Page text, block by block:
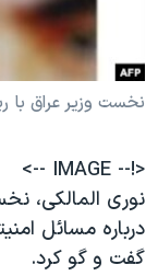
فرهنگ و زندگی
حقوق شهروندی
اقتصادی
اسرائیل در جنگ
گالری عکس
آرشیو پخش زنده
مستندها
انتخابات ریاست
حمله جمهوری
ورزش زنان در ایران
اعتراضات زن،
مجموعه مستندهای
دنبال کنید
زبانهای مختلف
نخست وزیر عراق
<!-- IMAGE -->
نوری المالکی،
درباره مسائل
گفت و گو کرد.